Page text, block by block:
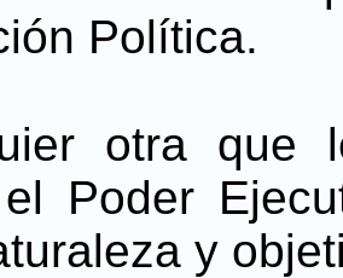
Política.
otra que
Poder
y